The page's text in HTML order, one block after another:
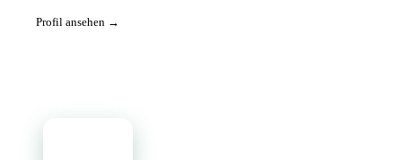
Profil ansehen →